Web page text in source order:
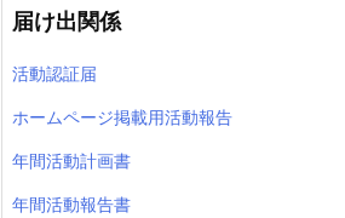
届け出関係
活動認証届
ホームページ掲載用活動報告
年間活動計画書
年間活動報告書